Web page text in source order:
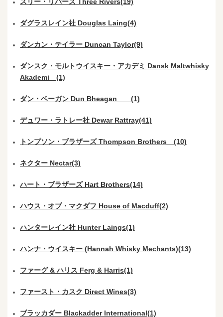
ダグラスレイン社 Douglas Laing(4)
ダンカン・テイラー Duncan Taylor(9)
ダンスク・モルトウイスキー・アカデミ Dansk Maltwhisky
Akademi (1)
ダン・ベーガン Dun Bheagan (1)
デュワー・ラトレー社 Dewar Rattray(41)
トンプソン・ブラザーズ Thompson Brothers (10)
ネクター Nectar(3)
ハート・ブラザーズ Hart Brothers(14)
ハウス・オブ・マクダフ House of Macduff(2)
ハンターレイン社 Hunter Laings(1)
ハンナ・ウイスキー (Hannah Whisky Mechants)(13)
ファーグ & ハリス Ferg & Harris(1)
ファースト・カスク Direct Wines(3)
ブラッカダー Blackadder International(1)